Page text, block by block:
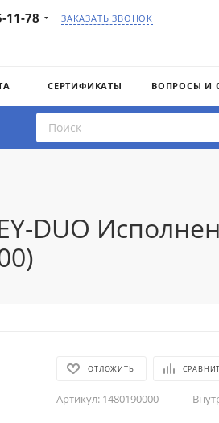
11-78 ЗАКАЗАТЬ ЗВОНОК
СЕРТИФИКАТЫ ВОПРОСЫ И
DUO
ОТЛОЖИТЬ
Артикул: 1480190000